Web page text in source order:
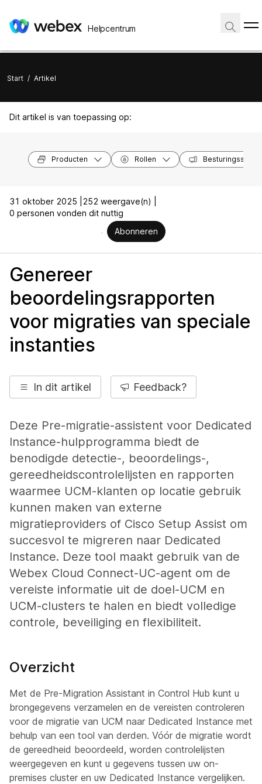
Helpcentrum
Start / Artikel
Dit artikel is van toepassing op:
Producten Rollen
31 oktober 2025 |
252 weergave(n) |
0 personen vonden dit nuttig
Abonneren
Genereer
beoordelingsrapporten
voor migraties van speciale
instanties
In dit artikel Feedback?
Deze Pre-migratie-assistent voor Dedicated
Instance-hulpprogramma biedt de
benodigde detectie-, beoordelings-,
gereedheidscontrolelijsten en rapporten
waarmee UCM-klanten op locatie gebruik
kunnen maken van externe
migratieproviders of Cisco Setup Assist om
succesvol te migreren naar Dedicated
Instance. Deze tool maakt gebruik van de
Webex Cloud Connect-UC-agent om de
vereiste informatie uit de doel-UCM en
UCM-clusters te halen en biedt volledige
controle, beveiliging en flexibiliteit.
Overzicht
Met de Pre-Migration Assistant in Control Hub kunt u
brongegevens verzamelen en de vereisten controleren
voor de migratie van UCM naar Dedicated Instance met
behulp van een tool van derden. Vóór de migratie wordt
de gereedheid beoordeeld, worden controlelijsten
weergegeven en kunt u gegevens tussen uw on-
premises cluster en uw Dedicated Instance vergelijken.